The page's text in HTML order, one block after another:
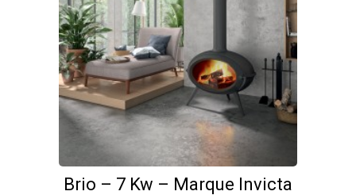
Brio – 7 Kw – Marque Invicta